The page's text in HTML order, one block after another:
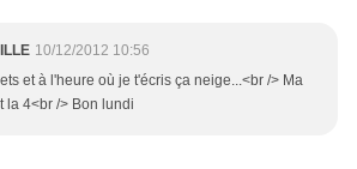
10/12/2012 10:56
et à l'heure où je t'écris ça neige...<br /> Ma
la 4<br /> Bon lundi